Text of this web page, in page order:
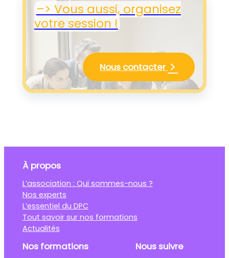
–> Vous aussi, organisez
votre session !
Nous contacter
À propos
L’association : Qui sommes-nous ?
Nos experts
L’essentiel du DPC
Tout savoir sur nos formations
Actualités
Nos formations Nous suivre